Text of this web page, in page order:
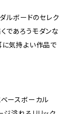
ルボードのセレク
であろうモダンな
に気持よい作品で
ースボーカル